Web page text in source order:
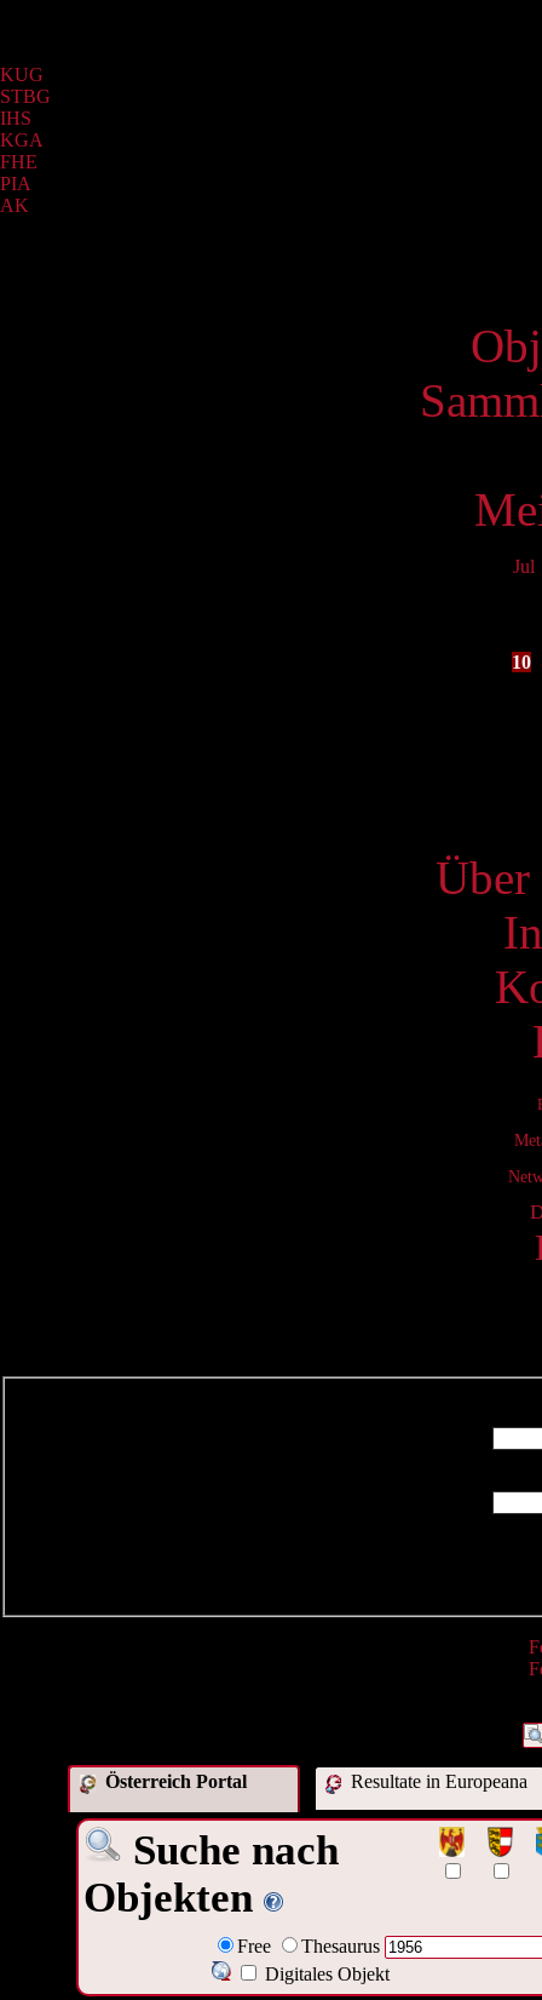
KUG
STBG
IHS
KGA
FHE
PIA
AK
Jul
10
Österreich Portal Resultate in Europeana
Suche nach
Objekten
Free
Thesaurus
Digitales Objekt